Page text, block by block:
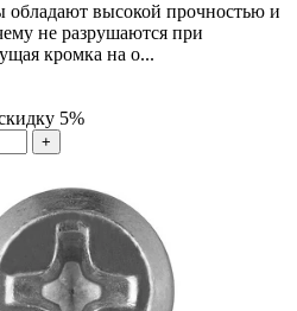
обладают высокой прочностью и
не разрушаются при
кромка на о...
5%
+